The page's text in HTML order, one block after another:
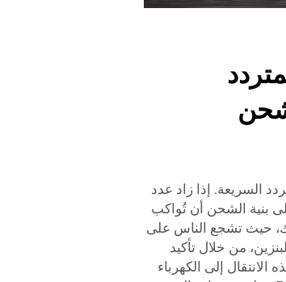
السريعة. إذا زاد عدد
بنية الشحن أن تُواكب
حيث تشجع الناس على
من خلال تأكيد
إلى الكهرباء